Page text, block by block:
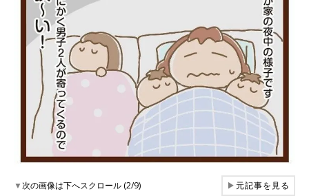
▼次の画像は下へスクロール (2/9) ▶元記事を見る